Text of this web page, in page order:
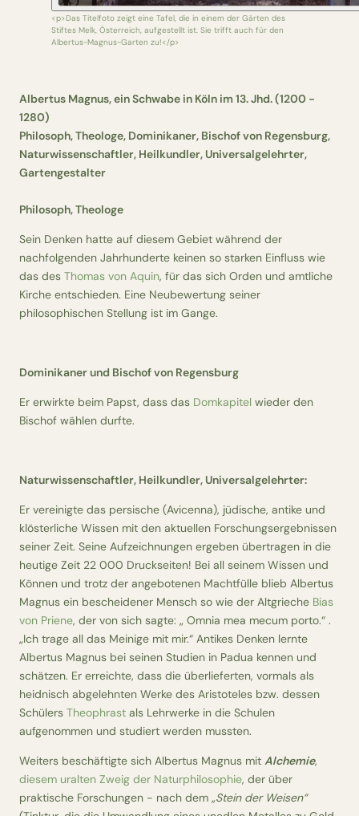
<p>Das Titelfoto zeigt eine Tafel, die in einem der Gärten des
Stiftes Melk, Österreich, aufgestellt ist. Sie trifft auch für den
Albertus-Magnus-Garten zu!</p>
Albertus Magnus, ein Schwabe in Köln im 13. Jhd. (1200 -
1280)
Philosoph, Theologe, Dominikaner, Bischof von Regensburg,
Naturwissenschaftler, Heilkundler, Universalgelehrter,
Gartengestalter
Philosoph, Theologe
Sein Denken hatte auf diesem Gebiet während der
nachfolgenden Jahrhunderte keinen so starken Einfluss wie
das des Thomas von Aquin, für das sich Orden und amtliche
Kirche entschieden. Eine Neubewertung seiner
philosophischen Stellung ist im Gange.
Dominikaner und Bischof von Regensburg
Er erwirkte beim Papst, dass das Domkapitel wieder den
Bischof wählen durfte.
Naturwissenschaftler, Heilkundler, Universalgelehrter:
Er vereinigte das persische (Avicenna), jüdische, antike und
klösterliche Wissen mit den aktuellen Forschungsergebnissen
seiner Zeit. Seine Aufzeichnungen ergeben übertragen in die
heutige Zeit 22 000 Druckseiten! Bei all seinem Wissen und
Können und trotz der angebotenen Machtfülle blieb Albertus
Magnus ein bescheidener Mensch so wie der Altgrieche Bias
von Priene, der von sich sagte: „ Omnia mea mecum porto.“ .
„Ich trage all das Meinige mit mir.“ Antikes Denken lernte
Albertus Magnus bei seinen Studien in Padua kennen und
schätzen. Er erreichte, dass die überlieferten, vormals als
heidnisch abgelehnten Werke des Aristoteles bzw. dessen
Schülers Theophrast als Lehrwerke in die Schulen
aufgenommen und studiert werden mussten.
Weiters beschäftigte sich Albertus Magnus mit Alchemie,
diesem uralten Zweig der Naturphilosophie, der über
praktische Forschungen - nach dem „Stein der Weisen“